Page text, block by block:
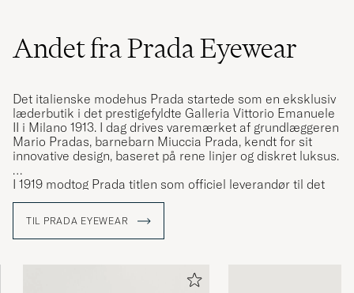
Andet fra Prada Eyewear
Det italienske modehus Prada startede som en eksklusiv
læderbutik i det prestigefyldte Galleria Vittorio Emanuele
II i Milano 1913. I dag drives varemærket af grundlæggeren
Mario Pradas, barnebarn Miuccia Prada, kendt for sit
innovative design, baseret på rene linjer og diskret luksus.
I 1919 modtog Prada titlen som officiel leverandør til det
italienske hof. Denne anerkendelse, der gjorde det muligt
som knudedesignet i varemærkelogoet, hjalp med at gøre
varemærket til et pejlemærke for italiensk luksus.
TIL PRADA EYEWEAR